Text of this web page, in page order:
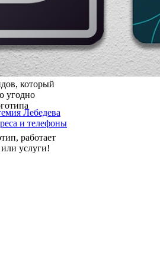
который
угодно
работает
услуги!
Лебедева
и телефоны